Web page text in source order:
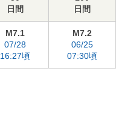
日間
日間
M7.1
07/28
16:27頃
M7.2
06/25
07:30頃